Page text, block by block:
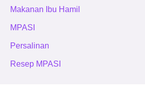
Makanan Ibu Hamil
MPASI
Persalinan
Resep MPASI